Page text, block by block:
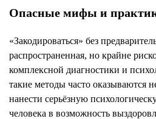
Опасные мифы и
«Закодироваться» без
распространенная, но крайне
комплексной диагностики и
такие методы часто оказываются
нанести серьёзную
человека в возможность